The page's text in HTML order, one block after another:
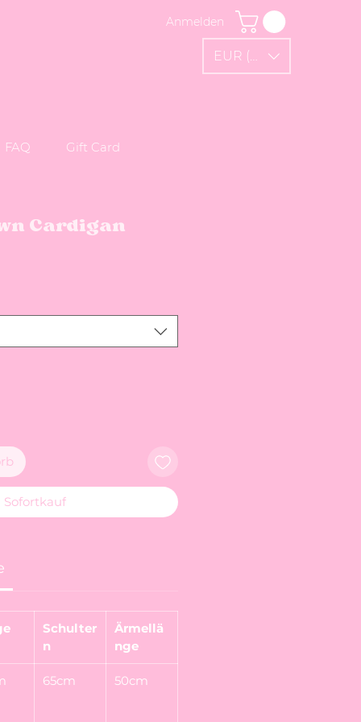
Anmelden
EUR (€)
FAQ Gift Card
Cardigan
Sofortkauf
Schulter
n
Ärmellä
nge
65cm 50cm